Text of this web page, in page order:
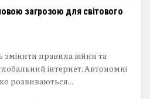
загрозою для світового
правила війни та
інтернет. Автономні
розвиваються...